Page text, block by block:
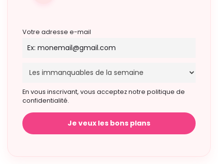
Votre adresse e-mail
En vous inscrivant, vous acceptez notre politique de
confidentialité.